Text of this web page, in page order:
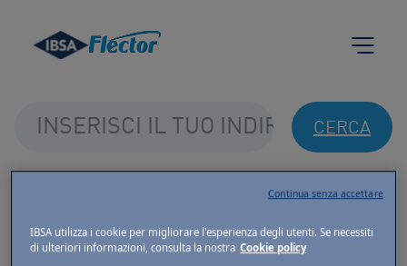
CERCA
IBSA utilizza i cookie per migliorare l'esperienza degli utenti. Se necessiti
di ulteriori informazioni, consulta la nostra Cookie policy
Continua senza accettare